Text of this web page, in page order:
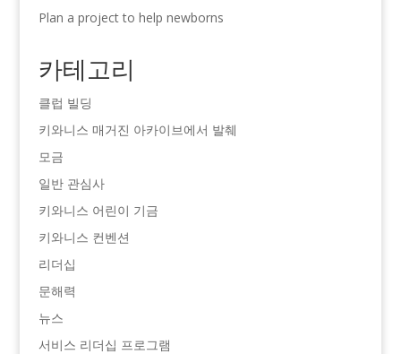
Plan a project to help newborns
카테고리
클럽 빌딩
키와니스 매거진 아카이브에서 발췌
모금
일반 관심사
키와니스 어린이 기금
키와니스 컨벤션
리더십
문해력
뉴스
서비스 리더십 프로그램